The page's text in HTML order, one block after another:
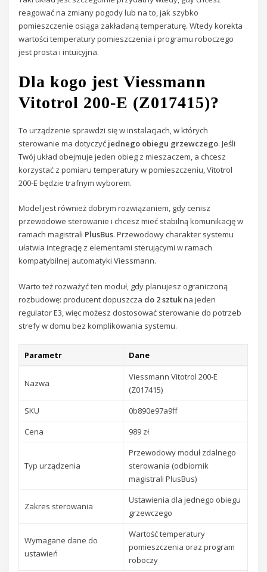
reagować na zmiany pogody lub na to, jak szybko
pomieszczenie osiąga zakładaną temperaturę. Wtedy korekta
wartości temperatury pomieszczenia i programu roboczego
jest prosta i intuicyjna.
Dla kogo jest Viessmann
Vitotrol 200-E (Z017415)?
To urządzenie sprawdzi się w instalacjach, w których
sterowanie ma dotyczyć jednego obiegu grzewczego. Jeśli
Twój układ obejmuje jeden obieg z mieszaczem, a chcesz
korzystać z pomiaru temperatury w pomieszczeniu, Vitotrol
200-E będzie trafnym wyborem.
Model jest również dobrym rozwiązaniem, gdy cenisz
przewodowe sterowanie i chcesz mieć stabilną komunikację w
ramach magistrali PlusBus. Przewodowy charakter systemu
ułatwia integrację z elementami sterującymi w ramach
kompatybilnej automatyki Viessmann.
Warto też rozważyć ten moduł, gdy planujesz ograniczoną
rozbudowę: producent dopuszcza do 2 sztukna jeden
regulator E3, więc możesz dostosować sterowanie do potrzeb
strefy w domu bez komplikowania systemu.
Parametr Dane
Nazwa
Viessmann Vitotrol 200-E
(Z017415)
SKU
0b890e97a9ff
Cena
989 zł
Typ urządzenia
Przewodowy moduł zdalnego
sterowania (odbiornik
magistrali PlusBus)
Zakres sterowania
Ustawienia dla jednego obiegu
grzewczego
Wymagane dane do
ustawień
Wartość temperatury
pomieszczenia oraz program
roboczy